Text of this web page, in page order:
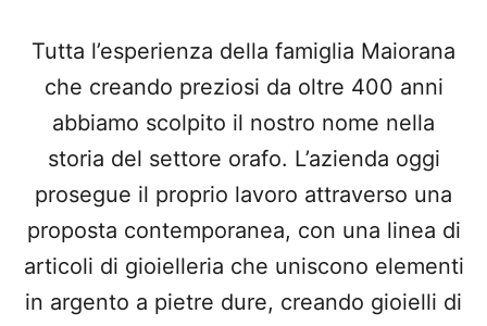
Tutta l’esperienza della famiglia Maiorana
che creando preziosi da oltre 400 anni
abbiamo scolpito il nostro nome nella
storia del settore orafo. L’azienda oggi
prosegue il proprio lavoro attraverso una
proposta contemporanea, con una linea di
articoli di gioielleria che uniscono elementi
in argento a pietre dure, creando gioielli di